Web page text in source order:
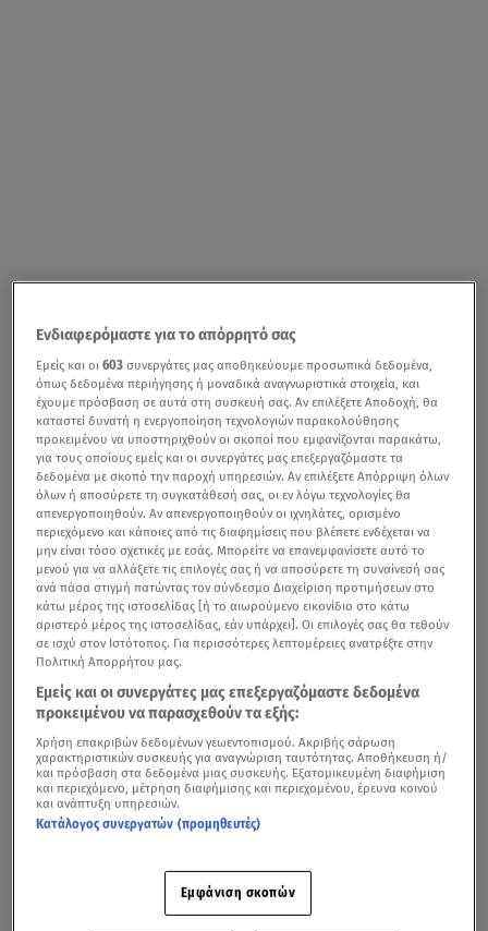
Ενδιαφερόμαστε για το απόρρητό σας
Εμείς και οι603 συνεργάτες μας αποθηκεύουμε προσωπικά δεδομένα,
όπως δεδομένα περιήγησης ή μοναδικά αναγνωριστικά στοιχεία, και
έχουμε πρόσβαση σε αυτά στη συσκευή σας. Αν επιλέξετε Αποδοχή, θα
καταστεί δυνατή η ενεργοποίηση τεχνολογιών παρακολούθησης
προκειμένου να υποστηριχθούν οι σκοποί που εμφανίζονται παρακάτω,
για τους οποίους εμείς και οι συνεργάτες μας επεξεργαζόμαστε τα
δεδομένα με σκοπό την παροχή υπηρεσιών. Αν επιλέξετε Απόρριψη όλων
όλων ή αποσύρετε τη συγκατάθεσή σας, οι εν λόγω τεχνολογίες θα
απενεργοποιηθούν. Αν απενεργοποιηθούν οι ιχνηλάτες, ορισμένο
περιεχόμενο και κάποιες από τις διαφημίσεις που βλέπετε ενδέχεται να
μην είναι τόσο σχετικές με εσάς. Μπορείτε να επανεμφανίσετε αυτό το
μενού για να αλλάξετε τις επιλογές σας ή να αποσύρετε τη συναίνεσή σας
ανά πάσα στιγμή πατώντας τον σύνδεσμο Διαχείριση προτιμήσεων στο
κάτω μέρος της ιστοσελίδας [ή το αιωρούμενο εικονίδιο στο κάτω
αριστερό μέρος της ιστοσελίδας, εάν υπάρχει]. Οι επιλογές σας θα τεθούν
σε ισχύ στον Ιστότοπος. Για περισσότερες λεπτομέρειες ανατρέξτε στην
Πολιτική Απορρήτου μας.
Εμείς και οι συνεργάτες μας επεξεργαζόμαστε δεδομένα
προκειμένου να παρασχεθούν τα εξής:
Χρήση επακριβών δεδομένων γεωεντοπισμού. Ακριβής σάρωση
χαρακτηριστικών συσκευής για αναγνώριση ταυτότητας. Αποθήκευση ή/
και πρόσβαση στα δεδομένα μιας συσκευής. Εξατομικευμένη διαφήμιση
και περιεχόμενο, μέτρηση διαφήμισης και περιεχομένου, έρευνα κοινού
και ανάπτυξη υπηρεσιών.
Κατάλογος συνεργατών (προμηθευτές)
Εμφάνιση σκοπών